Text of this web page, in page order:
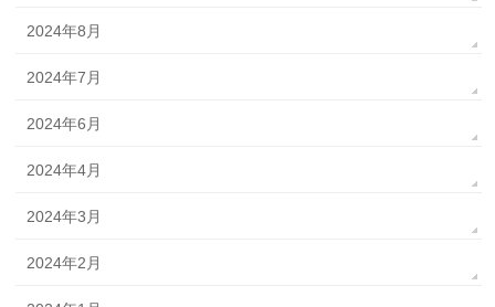
2024年8月
2024年7月
2024年6月
2024年4月
2024年3月
2024年2月